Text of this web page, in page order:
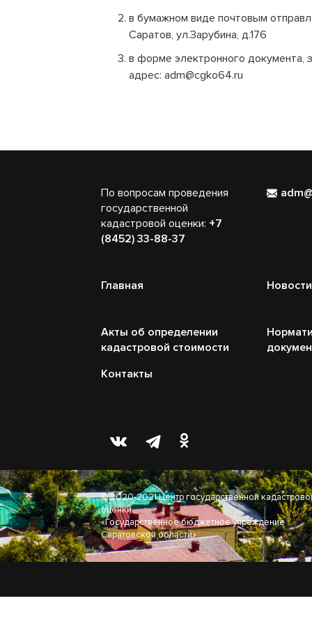
в бумажном виде почтовым
Саратов, ул.Зарубина, д.176
в форме электронного документа,
адрес: adm@cgko64.ru
По вопросам проведения
государственной
кадастровой оценки: +7
(8452) 33-88-37
Главная Новости
Акты об определении
кадастровой стоимости
Контакты
© 2020-2021 Центр государственной
оценки
«Государственное бюджетное учреждение
Саратовской области»